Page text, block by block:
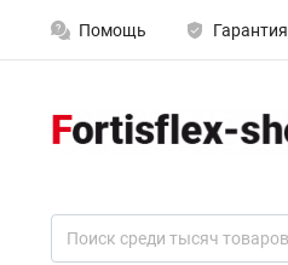
Помощь Гарантия